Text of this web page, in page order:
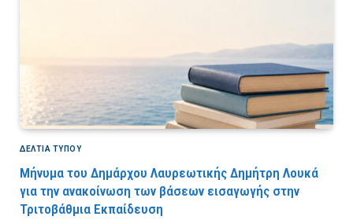
ΔΕΛΤΙΑ ΤΥΠΟΥ
Μήνυμα του Δημάρχου Λαυρεωτικής Δημήτρη Λουκά
για την ανακοίνωση των βάσεων εισαγωγής στην
Τριτοβάθμια Εκπαίδευση